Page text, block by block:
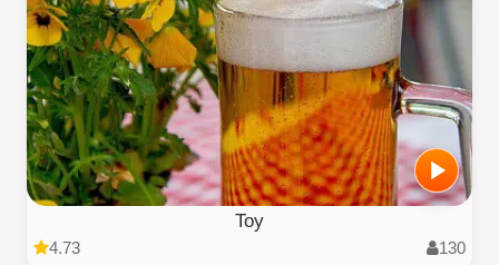
Toy
4.73 130